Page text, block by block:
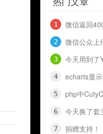
微信返回40003错误
微信公众上
今天用到了Yii框架
echarts显
php中CutyCapt
今天换了套
捐赠支持！